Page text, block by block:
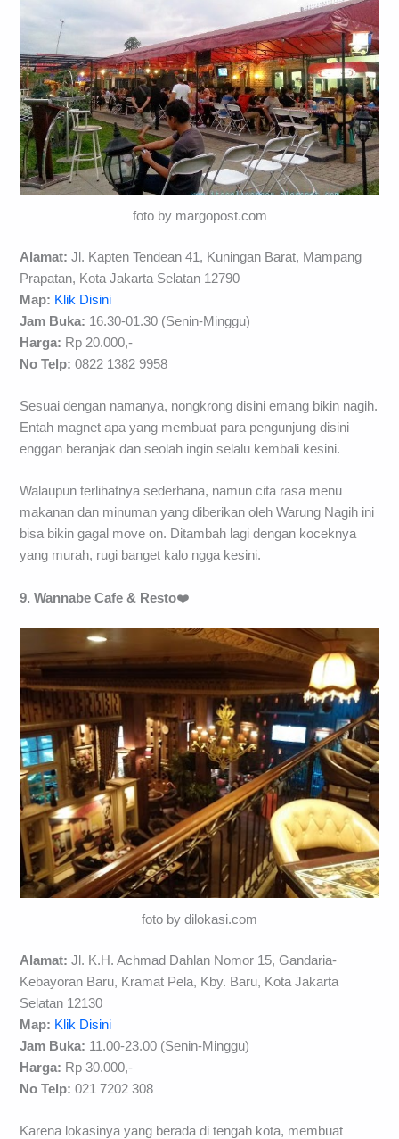
foto by margopost.com
Alamat: Jl. Kapten Tendean 41, Kuningan Barat, Mampang
Prapatan, Kota Jakarta Selatan 12790
Map: Klik Disini
Jam Buka: 16.30-01.30 (Senin-Minggu)
Harga: Rp 20.000,-
No Telp: 0822 1382 9958
Sesuai dengan namanya, nongkrong disini emang bikin nagih.
Entah magnet apa yang membuat para pengunjung disini
enggan beranjak dan seolah ingin selalu kembali kesini.
Walaupun terlihatnya sederhana, namun cita rasa menu
makanan dan minuman yang diberikan oleh Warung Nagih ini
bisa bikin gagal move on. Ditambah lagi dengan koceknya
yang murah, rugi banget kalo ngga kesini.
9. Wannabe Cafe & Resto❤️
foto by dilokasi.com
Alamat: Jl. K.H. Achmad Dahlan Nomor 15, Gandaria-
Kebayoran Baru, Kramat Pela, Kby. Baru, Kota Jakarta
Selatan 12130
Map: Klik Disini
Jam Buka: 11.00-23.00 (Senin-Minggu)
Harga: Rp 30.000,-
No Telp: 021 7202 308
Karena lokasinya yang berada di tengah kota, membuat